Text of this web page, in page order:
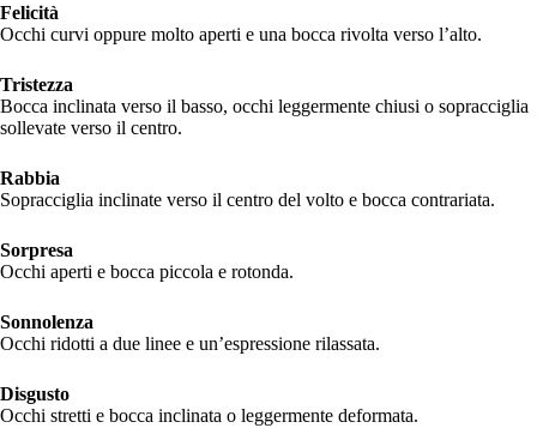
Felicità
Occhi curvi oppure molto aperti e una bocca rivolta verso l’alto.
Tristezza
Bocca inclinata verso il basso, occhi leggermente chiusi o sopracciglia
sollevate verso il centro.
Rabbia
Sopracciglia inclinate verso il centro del volto e bocca contrariata.
Sorpresa
Occhi aperti e bocca piccola e rotonda.
Sonnolenza
Occhi ridotti a due linee e un’espressione rilassata.
Disgusto
Occhi stretti e bocca inclinata o leggermente deformata.